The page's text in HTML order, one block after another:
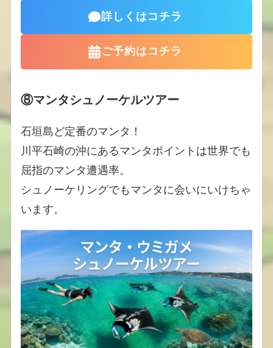
詳しくはコチラ
ご予約はコチラ
⑧マンタシュノーケルツアー
石垣島ど定番のマンタ！
川平石崎の沖にあるマンタポイントは世界でも
屈指のマンタ遭遇率。
シュノーケリングでもマンタに会いにいけちゃ
います。